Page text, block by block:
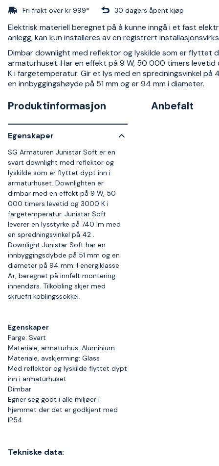
Fri frakt over kr 999* 30 dagers åpent kjøp
Elektrisk materiell beregnet på å kunne inngå i et fast
anlegg, kan kun installeres av en registrert
Dimbar downlight med reflektor og lyskilde som er flyttet
armaturhuset. Har en effekt på 9 W, 50 000 timers
K i fargetemperatur. Gir et lys med en spredningsvinkel på
en innbyggingshøyde på 51 mm og er 94 mm i diameter.
Produktinformasjon
Egenskaper
SG Armaturen Junistar Soft er en
svart downlight med reflektor og
lyskilde som er flyttet dypt inn i
armaturhuset. Downlighten er
dimbar med en effekt på 9 W, 50
000 timers levetid og 3000 K i
fargetemperatur. Junistar Soft
leverer en lysstyrke på 740 lm med
en spredningsvinkel på 42 .
Downlight Junistar Soft har en
innbyggingsdybde på 51 mm og en
diameter på 94 mm. I energiklasse
A+, beregnet på innfelt montering
innendørs. Tilkobling skjer med
skruefri koblingssokkel.
Egenskaper
Farge: Svart
Materiale, armaturhus: Aluminium
Materiale, avskjerming: Glass
Med reflektor og lyskilde flyttet dypt
inn i armaturhuset
Dimbar
Egner seg godt i alle miljøer i
hjemmet der det er godkjent med
IP54
Tekniske data:
Anbefalt